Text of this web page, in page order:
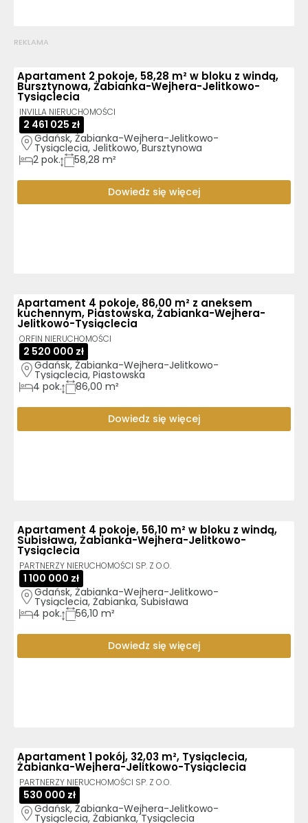
REKLAMA
Apartament 2 pokoje, 58,28 m² w bloku z windą,
Bursztynowa, Żabianka-Wejhera-Jelitkowo-
Tysiąclecia
INVILLA NIERUCHOMOŚCI
2 461 025 zł
Gdańsk, Żabianka-Wejhera-Jelitkowo-
Tysiąclecia, Jelitkowo, Bursztynowa
2 pok. 58,28 m²
Dowiedz się więcej
Apartament 4 pokoje, 86,00 m² z aneksem
kuchennym, Piastowska, Żabianka-Wejhera-
Jelitkowo-Tysiąclecia
ORFIN NIERUCHOMOŚCI
2 520 000 zł
Gdańsk, Żabianka-Wejhera-Jelitkowo-
Tysiąclecia, Piastowska
4 pok. 86,00 m²
Dowiedz się więcej
Apartament 4 pokoje, 56,10 m² w bloku z windą,
Subisława, Żabianka-Wejhera-Jelitkowo-
Tysiąclecia
PARTNERZY NIERUCHOMOŚCI SP. Z O.O.
1 100 000 zł
Gdańsk, Żabianka-Wejhera-Jelitkowo-
Tysiąclecia, Żabianka, Subisława
4 pok. 56,10 m²
Dowiedz się więcej
Apartament 1 pokój, 32,03 m², Tysiąclecia,
Żabianka-Wejhera-Jelitkowo-Tysiąclecia
PARTNERZY NIERUCHOMOŚCI SP. Z O.O.
530 000 zł
Gdańsk, Żabianka-Wejhera-Jelitkowo-
Tysiąclecia, Żabianka, Tysiąclecia